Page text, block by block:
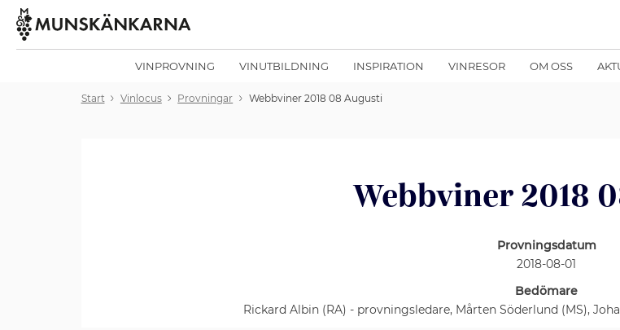
VINPROVNING VINUTBILDNING INSPIRATION VINRESOR OM OSS
Start Vinlocus Provningar Webbviner 2018 08 Augusti
Webbviner 2018
Provningsdatum
2018-08-01
Bedömare
Rickard Albin (RA) - provningsledare, Mårten Söderlund (MS),